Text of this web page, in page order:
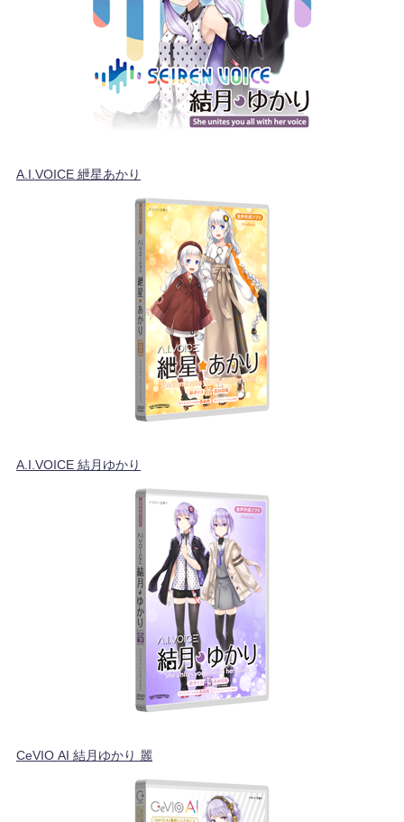
A.I.VOICE 紲星あかり
A.I.VOICE 結月ゆかり
CeVIO AI 結月ゆかり 麗